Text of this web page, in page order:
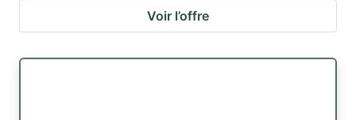
Voir l’offre